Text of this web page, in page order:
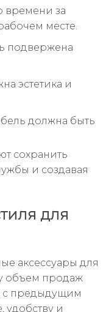
времени за
месте.
подвержена
эстетика и
должна быть
сохранить
и создавая
для
аксессуары для
объем продаж
с предыдущим
удобству и